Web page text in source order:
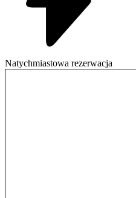
Natychmiastowa rezerwacja